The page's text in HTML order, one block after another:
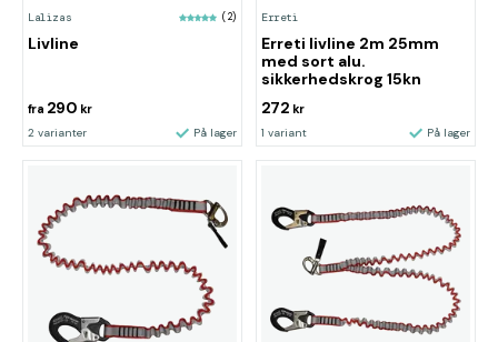
Lalizas (2)
Livline
fra 290 kr
2 varianter På lager
Erreti
Erreti livline 2m 25mm
med sort alu.
sikkerhedskrog 15kn
272 kr
1 variant På lager